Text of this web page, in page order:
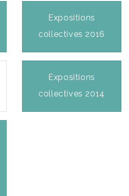
Expositions
collectives 2016
Expositions
collectives 2014